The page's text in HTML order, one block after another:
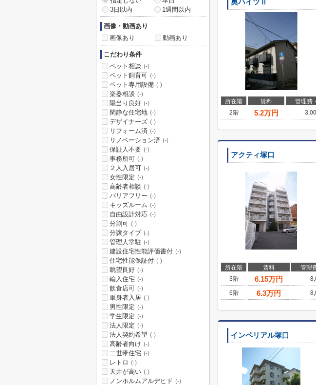
奥ハイツⅡ
所在階 賃料 管理費
2階
5.2万円
アクティ塚口
所在階 賃料 管理
3階
6.15万円
6階
6.3万円
インペリアル塚口
3日以内
1週間以内
画像・動画あり
画像あり
動画あり
こだわり条件
ペット相談 (-)
ペット飼育可 (-)
ペット専用設備 (-)
楽器相談 (-)
陽当り良好 (-)
閑静な住宅地 (-)
デザイナーズ (-)
リフォーム済 (-)
リノベーション済 (-)
保証人不要 (-)
事務所可 (-)
２人入居可 (-)
女性限定 (-)
高齢者相談 (-)
バリアフリー (-)
キッズルーム (-)
自由設計対応 (-)
分割可 (-)
分譲タイプ (-)
管理人常駐 (-)
建設住宅性能評価書付 (-)
住宅性能保証付 (-)
眺望良好 (-)
輸入住宅 (-)
飲食店可 (-)
単身者入居 (-)
男性限定 (-)
学生限定 (-)
法人限定 (-)
法人契約希望 (-)
高齢者向け (-)
二世帯住宅 (-)
レトロ (-)
天井が高い (-)
ノンホルムアルデヒド (-)